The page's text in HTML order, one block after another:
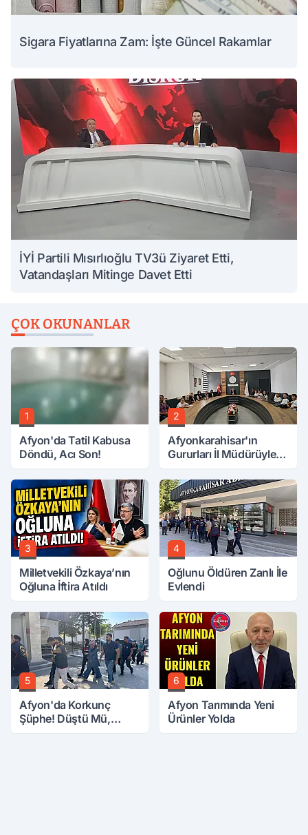
Sigara Fiyatlarına Zam: İşte Güncel Rakamlar
İYİ Partili Mısırlıoğlu TV3ü Ziyaret Etti,
Vatandaşları Mitinge Davet Etti
ÇOK OKUNANLAR
1
Afyon'da Tatil Kabusa
Döndü, Acı Son!
2
Afyonkarahisar'ın
Gururları İl Müdürüyle
3
Milletvekili Özkaya’nın
Oğluna İftira Atıldı
4
Oğlunu Öldüren Zanlı İle
Evlendi
5
Afyon'da Korkunç
Şüphe! Düştü Mü,
6
Afyon Tarımında Yeni
Ürünler Yolda